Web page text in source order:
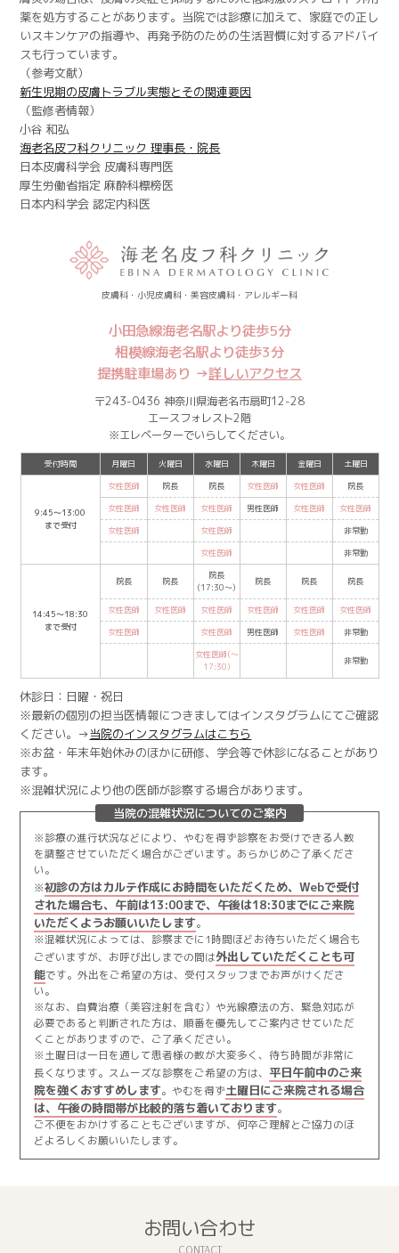
薬を処方することがあります。当院では診療に加えて、家庭での正し
いスキンケアの指導や、再発予防のための生活習慣に対するアドバイ
スも行っています。
（参考文献）
新生児期の皮膚トラブル実態とその関連要因
（監修者情報）
小谷 和弘
海老名皮フ科クリニック 理事長・院長
日本皮膚科学会 皮膚科専門医
厚生労働省指定 麻酔科標榜医
日本内科学会 認定内科医
皮膚科・小児皮膚科・美容皮膚科・アレルギー科
小田急線海老名駅より徒歩5分
相模線海老名駅より徒歩3分
提携駐車場あり →詳しいアクセス
〒243-0436 神奈川県海老名市扇町12-28
エースフォレスト2階
※エレベーターでいらしてください。
受付時間 月曜日 火曜日 水曜日 木曜日 金曜日 土曜日
9:45〜13:00
まで受付
女性医師 院長 院長 女性医師 女性医師
院長
女性医師
女性医師 女性医師 男性医師 女性医師
女性医師
女性医師
女性医師
非常勤
女性医師
非常勤
14:45〜18:30
まで受付
院長 院長
院長
(17:30〜)
院長 院長 院長
女性医師 女性医師 女性医師 女性医師 女性医師
女性医師
女性医師
女性医師 男性医師 女性医師
非常勤
女性医師(〜
17:30)
非常勤
休診日：日曜・祝日
※最新の個別の担当医情報につきましてはインスタグラムにてご確認
ください。→当院のインスタグラムはこちら
※お盆・年末年始休みのほかに研修、学会等で休診になることがあり
ます。
※混雑状況により他の医師が診察する場合があります。
当院の混雑状況についてのご案内
※診療の進行状況などにより、やむを得ず診察をお受けできる人数
を調整させていただく場合がございます。あらかじめご了承くださ
い。
※初診の方はカルテ作成にお時間をいただくため、Webで受付
された場合も、午前は13:00まで、午後は18:30までにご来院
いただくようお願いいたします。
※混雑状況によっては、診察までに1時間ほどお待ちいただく場合も
ございますが、お呼び出しまでの間は外出していただくことも可
能です。外出をご希望の方は、受付スタッフまでお声がけくださ
い。
※なお、自費治療（美容注射を含む）や光線療法の方、緊急対応が
必要であると判断された方は、順番を優先してご案内させていただ
くことがありますので、ご了承ください。
※土曜日は一日を通して患者様の数が大変多く、待ち時間が非常に
長くなります。スムーズな診察をご希望の方は、 平日午前中のご来
院を強くおすすめします。やむを得ず土曜日にご来院される場合
は、午後の時間帯が比較的落ち着いております。
ご不便をおかけすることもございますが、何卒ご理解とご協力のほ
どよろしくお願いいたします。
お問い合わせ